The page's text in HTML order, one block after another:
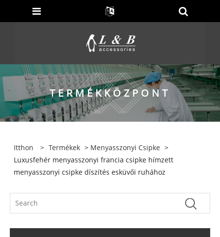
TERMÉKKÖZPONT
Itthon > Termékek > Menyasszonyi Csipke >
Luxusfehér menyasszonyi francia csipke hímzett
menyasszonyi csipke díszítés esküvői ruhához